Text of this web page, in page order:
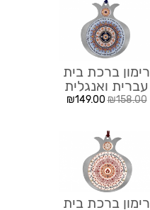
רימון ברכת בית
עברית ואנגלית
₪158.00
₪149.00
רימון ברכת בית